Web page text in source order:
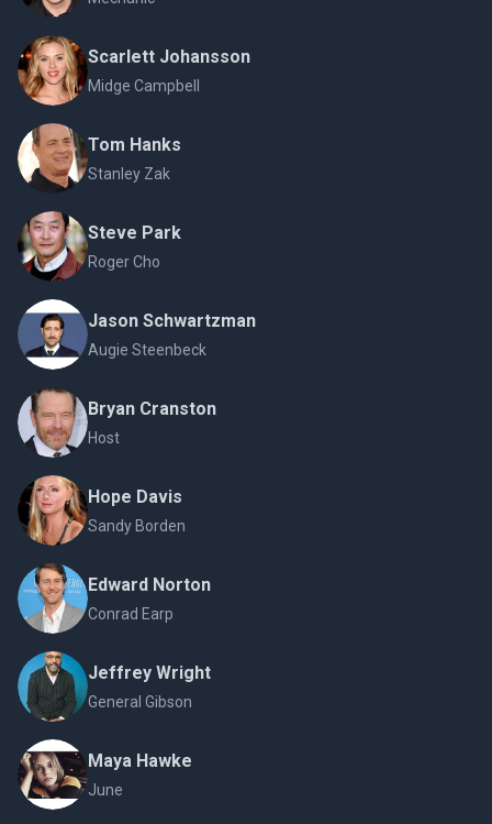
Scarlett Johansson
Midge Campbell
Tom Hanks
Stanley Zak
Steve Park
Roger Cho
Jason Schwartzman
Augie Steenbeck
Bryan Cranston
Host
Hope Davis
Sandy Borden
Edward Norton
Conrad Earp
Jeffrey Wright
General Gibson
Maya Hawke
June